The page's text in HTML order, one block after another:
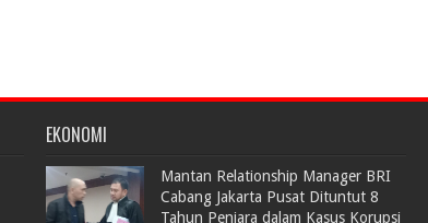
EKONOMI
Mantan Relationship Manager BRI
Cabang Jakarta Pusat Dituntut 8
Tahun Penjara dalam Kasus Korupsi